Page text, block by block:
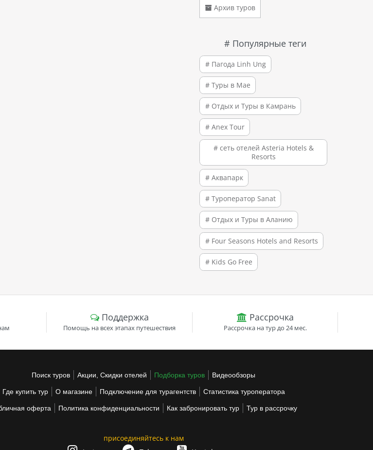
Архив туров
# Популярные теги
# Пагода Linh Ung
# Туры в Мае
# Отдых и Туры в Камрань
# Anex Tour
# сеть отелей Asteria Hotels &
Resorts
# Аквапарк
# Туроператор Sanat
# Отдых и Туры в Аланию
# Four Seasons Hotels and Resorts
# Kids Go Free
Поддержка
Помощь на всех этапах путешествия
Рассрочка
Рассрочка на тур до 24 мес.
Поиск туров Акции, Скидки отелей Подборка туров Видеообзоры
Где купить тур О магазине Подключение для турагентств Статистика туроператора
оферта Политика конфиденциальности Как забронировать тур Тур в рассрочку
присоединяйтесь к нам